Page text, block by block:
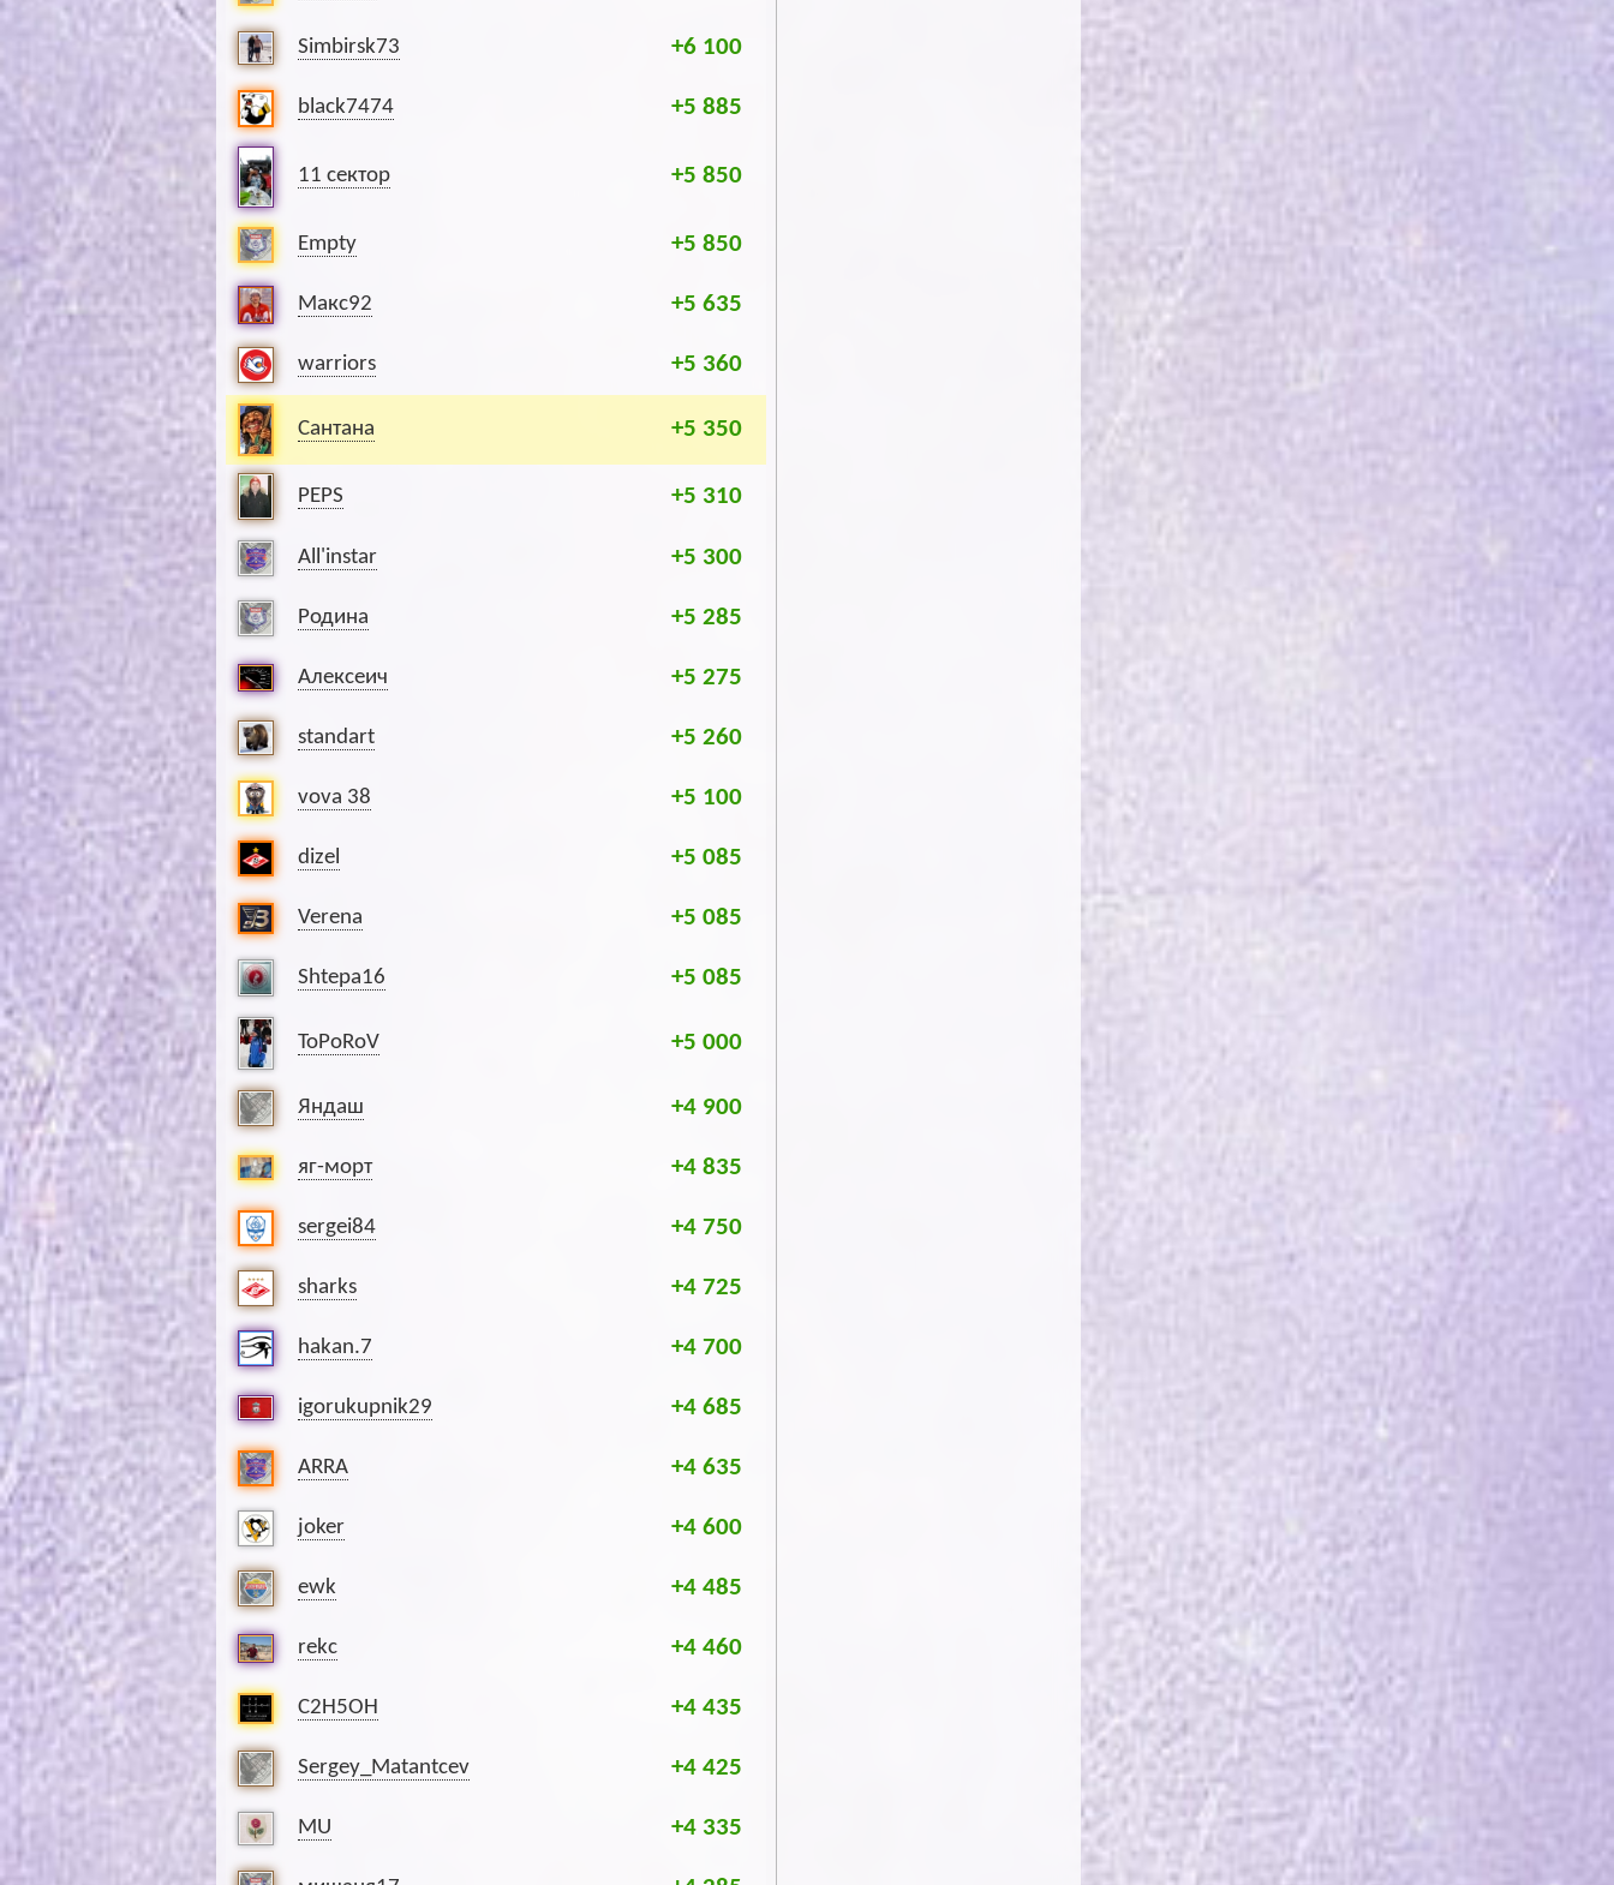
Simbirsk73 +6 100
black7474 +5 885
11 сектор +5 850
Empty +5 850
Макс92 +5 635
warriors +5 360
Сантана +5 350
PEPS +5 310
All'instar +5 300
Родина +5 285
Алексеич +5 275
standart +5 260
vova 38 +5 100
dizel +5 085
Verena +5 085
Shtepa16 +5 085
ToPoRoV +5 000
Яндаш +4 900
яг-морт +4 835
sergei84 +4 750
sharks +4 725
hakan.7 +4 700
igorukupnik29 +4 685
ARRA +4 635
joker +4 600
ewk +4 485
rekc +4 460
C2H5OH +4 435
Sergey_Matantcev +4 425
MU +4 335